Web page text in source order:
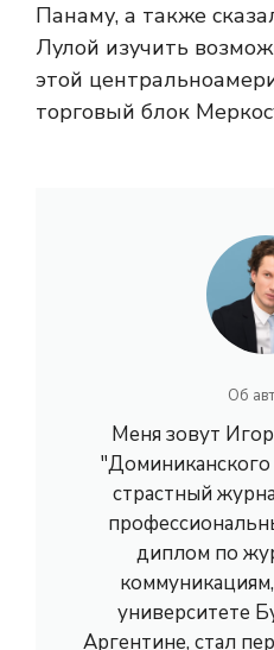
Панаму, а также
Лулой изучить
этой
торговый блок
Об
Меня зовут
страстный
диплом по
университете
Аргентине, стал